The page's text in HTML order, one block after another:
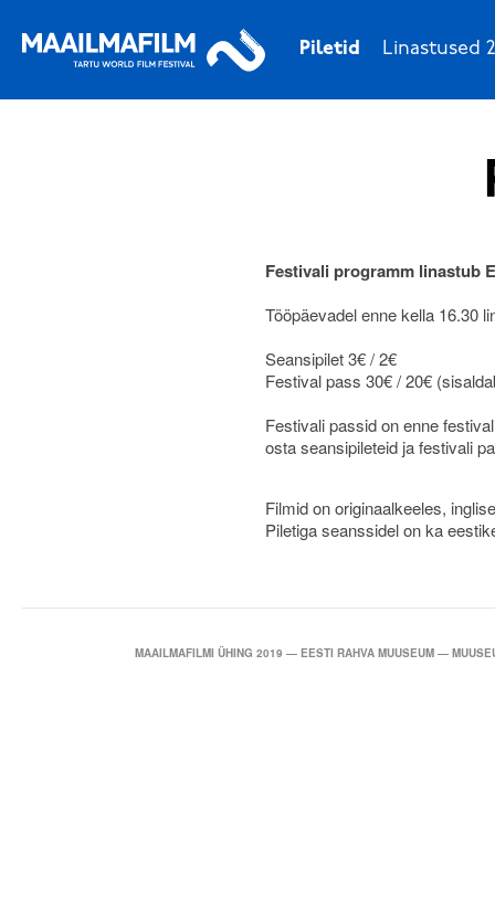
Piletid Linastused
Festivali programm linastub
Tööpäevadel enne kella 16.30
Seansipilet 3€ / 2€
Festival pass 30€ / 20€
Festivali passid on enne
osta seansipileteid ja festivali
Filmid on originaalkeeles,
Piletiga seanssidel on ka
MAAILMAFILMI ÜHING 2019 — EESTI RAHVA MUUSEUM —